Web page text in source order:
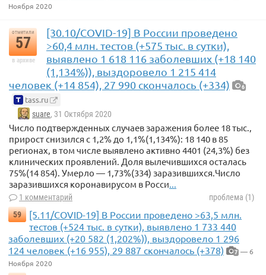
Ноября 2020
отметили
57
в архиве
[30.10/COVID-19] В России проведено
>60,4 млн. тестов (+575 тыс. в сутки),
выявлено 1 618 116 заболевших (+18 140
(1,134%)), выздоровело 1 215 414
человек (+14 854), 27 990 скончалось (+334)
6
tass.ru
suare, 31 Октября 2020
Число подтвержденных случаев заражения более 18 тыс.,
прирост снизился с 1,2% до 1,1%(1,134%): 18 140 в 85
регионах, в том числе выявлено активно 4401 (24,3%) без
клинических проявлений. Доля вылечившихся осталась
75%(14 854). Умерло — 1,73%(334) заразившихся.Число
заразившихся коронавирусом в Росси...
1 комментарий
проблема (1)
59
[5.11/COVID-19] В России проведено >63,5 млн.
тестов (+524 тыс. в сутки), выявлено 1 733 440
заболевших (+20 582 (1,202%)), выздоровело 1 296
124 человек (+16 955), 29 887 скончалось (+378)
7 — 6
Ноября 2020